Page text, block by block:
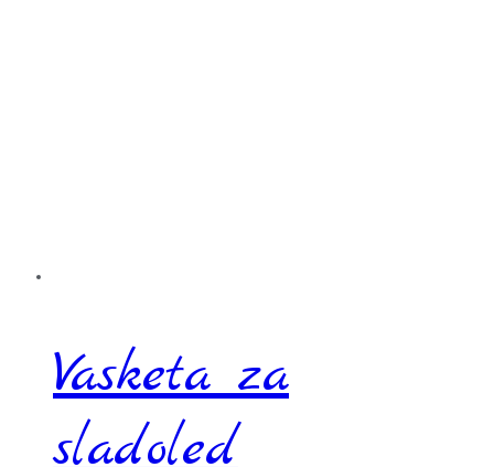
Vasketa za
sladoled